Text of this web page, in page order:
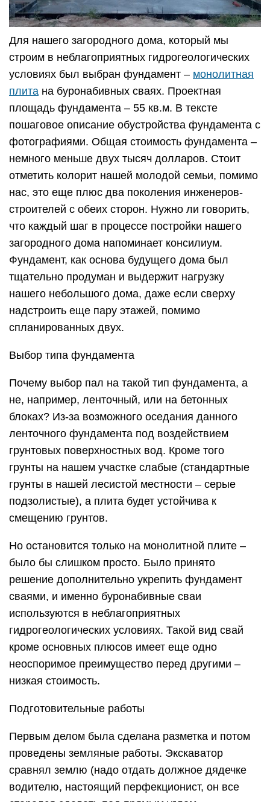
Для нашего загородного дома, который мы
строим в неблагоприятных гидрогеологических
условиях был выбран фундамент – монолитная
плита на буронабивных сваях. Проектная
площадь фундамента – 55 кв.м. В тексте
пошаговое описание обустройства фундамента с
фотографиями. Общая стоимость фундамента –
немного меньше двух тысяч долларов. Стоит
отметить колорит нашей молодой семьи, помимо
нас, это еще плюс два поколения инженеров-
строителей с обеих сторон. Нужно ли говорить,
что каждый шаг в процессе постройки нашего
загородного дома напоминает консилиум.
Фундамент, как основа будущего дома был
тщательно продуман и выдержит нагрузку
нашего небольшого дома, даже если сверху
надстроить еще пару этажей, помимо
спланированных двух.
Выбор типа фундамента
Почему выбор пал на такой тип фундамента, а
не, например, ленточный, или на бетонных
блоках? Из-за возможного оседания данного
ленточного фундамента под воздействием
грунтовых поверхностных вод. Кроме того
грунты на нашем участке слабые (стандартные
грунты в нашей лесистой местности – серые
подзолистые), а плита будет устойчива к
смещению грунтов.
Но остановится только на монолитной плите –
было бы слишком просто. Было принято
решение дополнительно укрепить фундамент
сваями, и именно буронабивные сваи
используются в неблагоприятных
гидрогеологических условиях. Такой вид свай
кроме основных плюсов имеет еще одно
неоспоримое преимущество перед другими –
низкая стоимость.
Подготовительные работы
Первым делом была сделана разметка и потом
проведены земляные работы. Экскаватор
сравнял землю (надо отдать должное дядечке
водителю, настоящий перфекционист, он все